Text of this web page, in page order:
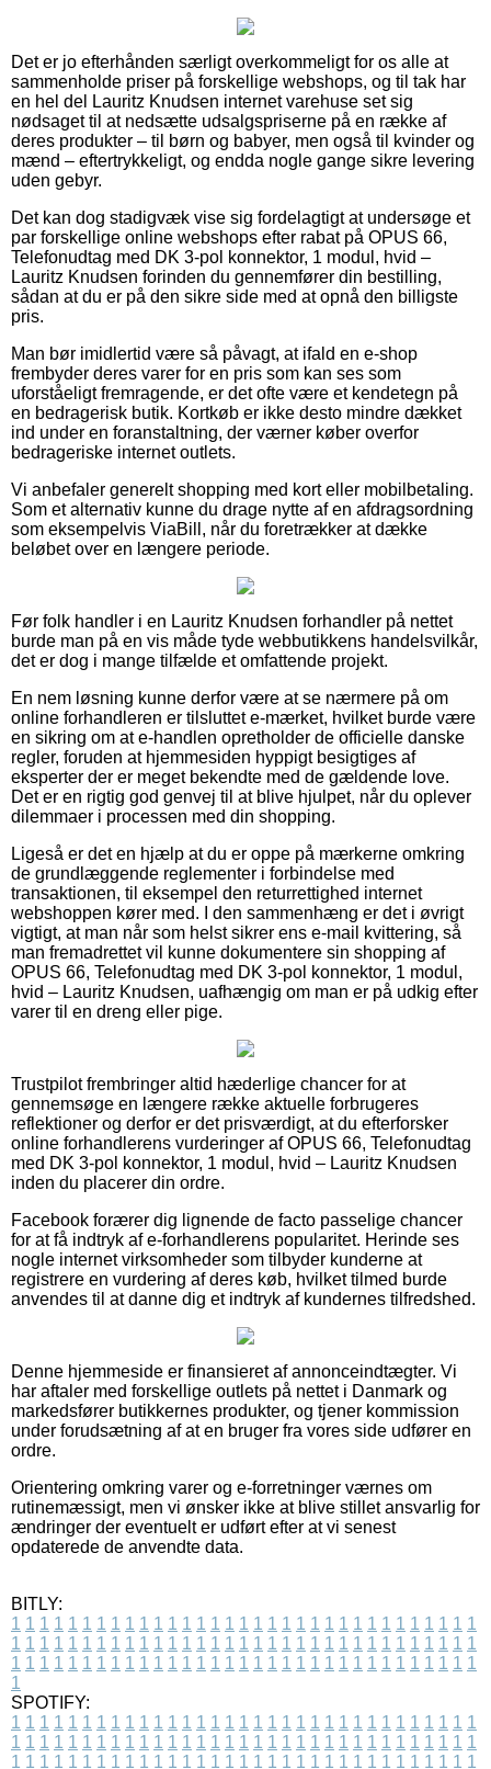
Det er jo efterhånden særligt overkommeligt for os alle at
sammenholde priser på forskellige webshops, og til tak har
en hel del Lauritz Knudsen internet varehuse set sig
nødsaget til at nedsætte udsalgspriserne på en række af
deres produkter – til børn og babyer, men også til kvinder og
mænd – eftertrykkeligt, og endda nogle gange sikre levering
uden gebyr.
Det kan dog stadigvæk vise sig fordelagtigt at undersøge et
par forskellige online webshops efter rabat på OPUS 66,
Telefonudtag med DK 3-pol konnektor, 1 modul, hvid –
Lauritz Knudsen forinden du gennemfører din bestilling,
sådan at du er på den sikre side med at opnå den billigste
pris.
Man bør imidlertid være så påvagt, at ifald en e-shop
frembyder deres varer for en pris som kan ses som
uforståeligt fremragende, er det ofte være et kendetegn på
en bedragerisk butik. Kortkøb er ikke desto mindre dækket
ind under en foranstaltning, der værner køber overfor
bedrageriske internet outlets.
Vi anbefaler generelt shopping med kort eller mobilbetaling.
Som et alternativ kunne du drage nytte af en afdragsordning
som eksempelvis ViaBill, når du foretrækker at dække
beløbet over en længere periode.
Før folk handler i en Lauritz Knudsen forhandler på nettet
burde man på en vis måde tyde webbutikkens handelsvilkår,
det er dog i mange tilfælde et omfattende projekt.
En nem løsning kunne derfor være at se nærmere på om
online forhandleren er tilsluttet e-mærket, hvilket burde være
en sikring om at e-handlen opretholder de officielle danske
regler, foruden at hjemmesiden hyppigt besigtiges af
eksperter der er meget bekendte med de gældende love.
Det er en rigtig god genvej til at blive hjulpet, når du oplever
dilemmaer i processen med din shopping.
Ligeså er det en hjælp at du er oppe på mærkerne omkring
de grundlæggende reglementer i forbindelse med
transaktionen, til eksempel den returrettighed internet
webshoppen kører med. I den sammenhæng er det i øvrigt
vigtigt, at man når som helst sikrer ens e-mail kvittering, så
man fremadrettet vil kunne dokumentere sin shopping af
OPUS 66, Telefonudtag med DK 3-pol konnektor, 1 modul,
hvid – Lauritz Knudsen, uafhængig om man er på udkig efter
varer til en dreng eller pige.
Trustpilot frembringer altid hæderlige chancer for at
gennemsøge en længere række aktuelle forbrugeres
reflektioner og derfor er det prisværdigt, at du efterforsker
online forhandlerens vurderinger af OPUS 66, Telefonudtag
med DK 3-pol konnektor, 1 modul, hvid – Lauritz Knudsen
inden du placerer din ordre.
Facebook forærer dig lignende de facto passelige chancer
for at få indtryk af e-forhandlerens popularitet. Herinde ses
nogle internet virksomheder som tilbyder kunderne at
registrere en vurdering af deres køb, hvilket tilmed burde
anvendes til at danne dig et indtryk af kundernes tilfredshed.
Denne hjemmeside er finansieret af annonceindtægter. Vi
har aftaler med forskellige outlets på nettet i Danmark og
markedsfører butikkernes produkter, og tjener kommission
under forudsætning af at en bruger fra vores side udfører en
ordre.
Orientering omkring varer og e-forretninger værnes om
rutinemæssigt, men vi ønsker ikke at blive stillet ansvarlig for
ændringer der eventuelt er udført efter at vi senest
opdaterede de anvendte data.
BITLY:
1 1 1 1 1 1 1 1 1 1 1 1 1 1 1 1 1 1 1 1 1 1 1 1 1 1 1 1 1 1 1 1 1
1 1 1 1 1 1 1 1 1 1 1 1 1 1 1 1 1 1 1 1 1 1 1 1 1 1 1 1 1 1 1 1 1
1 1 1 1 1 1 1 1 1 1 1 1 1 1 1 1 1 1 1 1 1 1 1 1 1 1 1 1 1 1 1 1 1
1
SPOTIFY:
1 1 1 1 1 1 1 1 1 1 1 1 1 1 1 1 1 1 1 1 1 1 1 1 1 1 1 1 1 1 1 1 1
1 1 1 1 1 1 1 1 1 1 1 1 1 1 1 1 1 1 1 1 1 1 1 1 1 1 1 1 1 1 1 1 1
1 1 1 1 1 1 1 1 1 1 1 1 1 1 1 1 1 1 1 1 1 1 1 1 1 1 1 1 1 1 1 1 1